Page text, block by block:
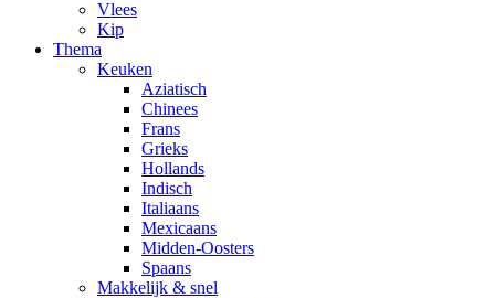
Vlees
Kip
Thema
Keuken
Aziatisch
Chinees
Frans
Grieks
Hollands
Indisch
Italiaans
Mexicaans
Midden-Oosters
Spaans
Makkelijk & snel